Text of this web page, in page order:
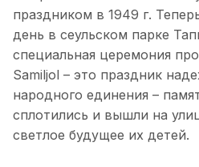
праздником в 1949 г.
день в сеульском парке
специальная церемония
Samiljol – это праздник
народного единения –
сплотились и вышли на
светлое будущее их детей.